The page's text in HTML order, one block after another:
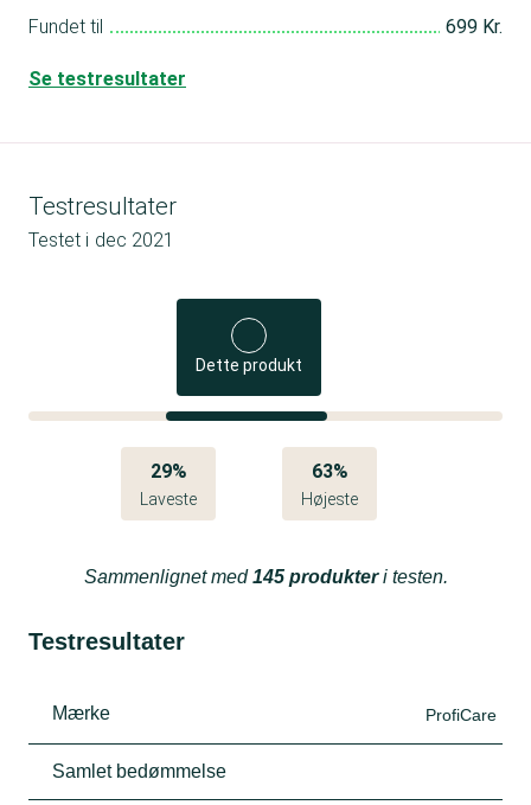
Fundet til 699 Kr.
Se testresultater
Testresultater
Testet i dec 2021
Dette produkt
29%
Laveste
63%
Højeste
Sammenlignet med145 produkteri testen.
Testresultater
Mærke ProfiCare
Samlet bedømmelse